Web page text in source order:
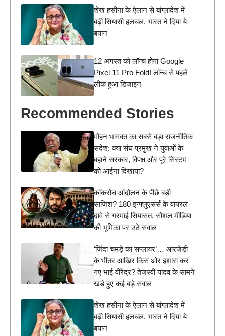
शेख हसीना के ऐलान से बांग्लादेश में
बढ़ी सियासी हलचल, भारत ने दिया ये
बयान
12 अगस्त को लॉन्च होगा Google
Pixel 11 Pro Fold! लॉन्च से पहले
लीक हुआ डिजाइन
Recommended Stories
मोहन भागवत का सबसे बड़ा राजनीतिक
संदेश: क्या संघ प्रमुख ने युवाओं के
बहाने सरकार, विपक्ष और पूरे सिस्टम
को आईना दिखाया?
कॉकरोच आंदोलन के पीछे बड़ी
साजिश? 180 इन्फ्लुएंसर्स के वायरल
दावे से गरमाई सियासत, सोशल मीडिया
की भूमिका पर उठे सवाल
‘जिंदा चमड़े का सप्लायर’… आरजेडी
के भीतर आखिर किस ओर इशारा कर
गए भाई वीरेंद्र? तेजस्वी यादव के सामने
खड़े हुए कई बड़े सवाल
शेख हसीना के ऐलान से बांग्लादेश में
बढ़ी सियासी हलचल, भारत ने दिया ये
बयान